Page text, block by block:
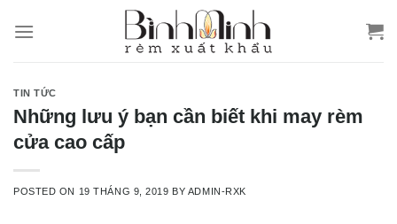
TIN TỨC
Những lưu ý bạn cần biết khi may rèm
cửa cao cấp
POSTED ON 19 THÁNG 9, 2019 BY ADMIN-RXK